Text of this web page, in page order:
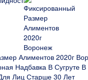
Алиментов 2020г
Надбавка В Сугруте В
Лиц Старше 30 Лет